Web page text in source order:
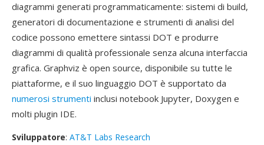
diagrammi generati programmaticamente: sistemi di build,
generatori di documentazione e strumenti di analisi del
codice possono emettere sintassi DOT e produrre
diagrammi di qualità professionale senza alcuna interfaccia
grafica. Graphviz è open source, disponibile su tutte le
piattaforme, e il suo linguaggio DOT è supportato da
numerosi strumenti inclusi notebook Jupyter, Doxygen e
molti plugin IDE.
Sviluppatore: AT&T Labs Research